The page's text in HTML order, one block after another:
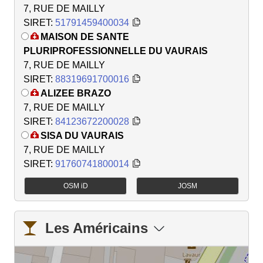
7, RUE DE MAILLY
SIRET: 51791459400034
MAISON DE SANTE
PLURIPROFESSIONNELLE DU VAURAIS
7, RUE DE MAILLY
SIRET: 88319691700016
ALIZEE BRAZO
7, RUE DE MAILLY
SIRET: 84123672200028
SISA DU VAURAIS
7, RUE DE MAILLY
SIRET: 91760741800014
OSM iD JOSM
Les Américains